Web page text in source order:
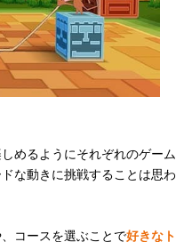
めるようにそれぞれのゲー
な動きに挑戦することは思
コースを選ぶことで好きな